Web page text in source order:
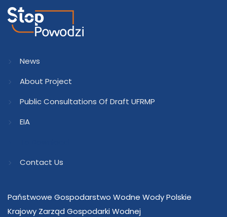
News
About Project
Public Consultations Of Draft UFRMP
EIA
Contact Us
Państwowe Gospodarstwo Wodne Wody Polskie
Krajowy Zarząd Gospodarki Wodnej